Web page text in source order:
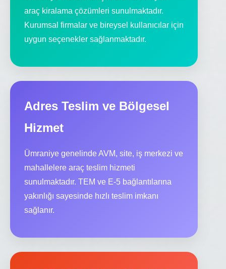
araç kiralama çözümleri sunulmaktadır.
Kurumsal firmalar ve bireysel kullanıcılar için
uygun seçenekler sağlanmaktadır.
Adres Teslim ve Bölgesel
Hizmet
Ümraniye genelinde AVM, site, iş merkezi ve
mahallelere araç teslim hizmeti
sunulmaktadır. TEM ve E-5 bağlantılarına
yakınlığı sayesinde hızlı teslim imkanı
sağlanır.